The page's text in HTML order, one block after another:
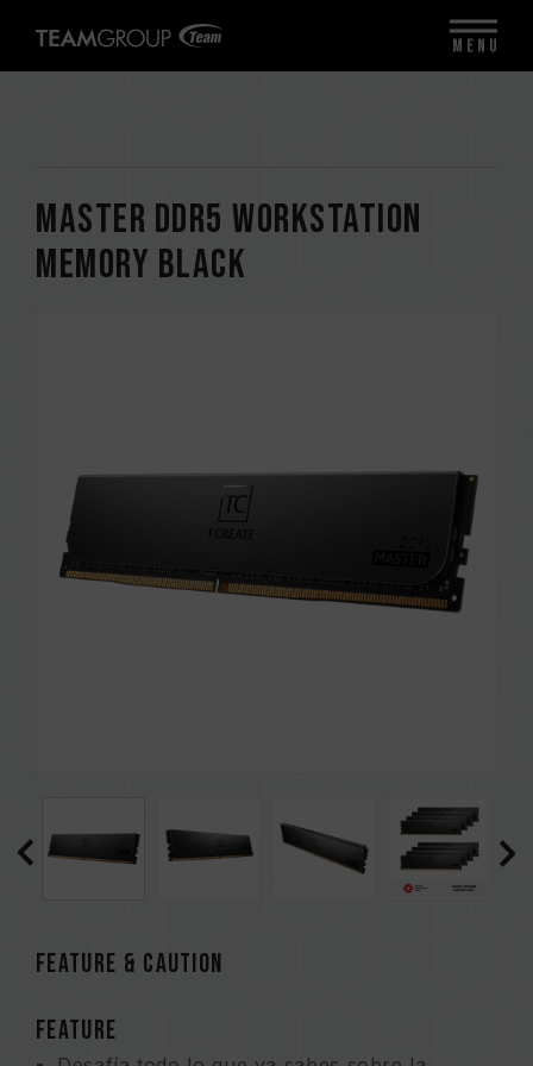
MASTER DDR5 WORKSTATION
MEMORY BLACK
FEATURE & CAUTION
FEATURE
MENU